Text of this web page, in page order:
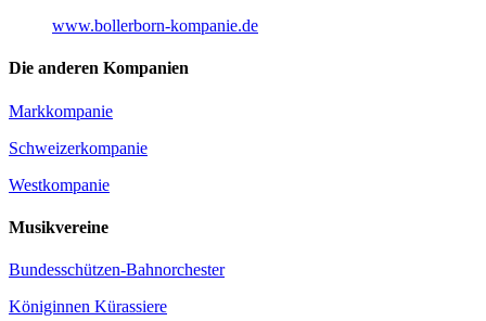
www.bollerborn-kompanie.de
Die anderen Kompanien
Markkompanie
Schweizerkompanie
Westkompanie
Musikvereine
Bundesschützen-Bahnorchester
Königinnen Kürassiere